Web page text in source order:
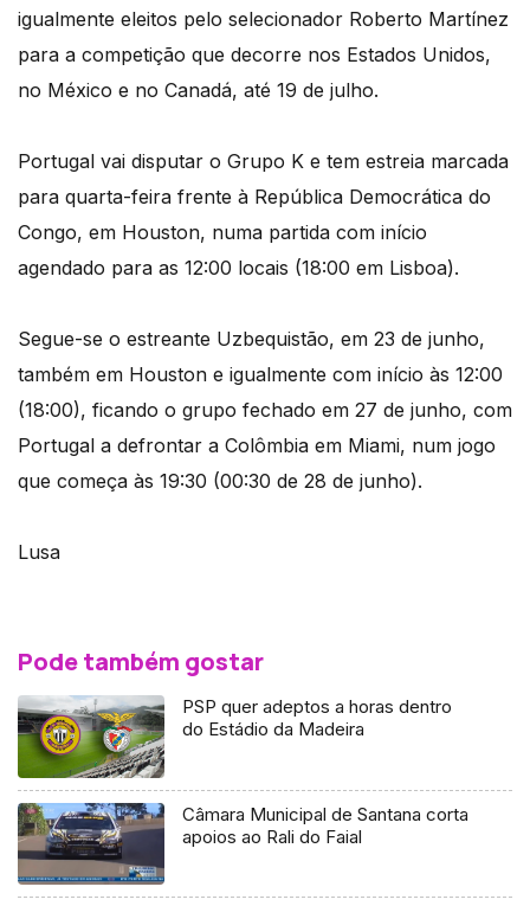
igualmente eleitos pelo selecionador Roberto Martínez
para a competição que decorre nos Estados Unidos,
no México e no Canadá, até 19 de julho.
Portugal vai disputar o Grupo K e tem estreia marcada
para quarta-feira frente à República Democrática do
Congo, em Houston, numa partida com início
agendado para as 12:00 locais (18:00 em Lisboa).
Segue-se o estreante Uzbequistão, em 23 de junho,
também em Houston e igualmente com início às 12:00
(18:00), ficando o grupo fechado em 27 de junho, com
Portugal a defrontar a Colômbia em Miami, num jogo
que começa às 19:30 (00:30 de 28 de junho).
Lusa
Pode também gostar
PSP quer adeptos a horas dentro
do Estádio da Madeira
Câmara Municipal de Santana corta
apoios ao Rali do Faial